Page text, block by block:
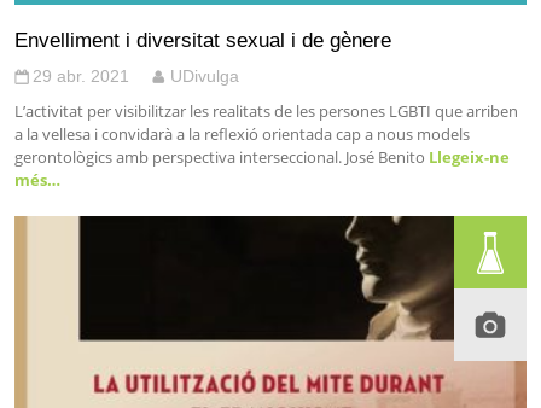
Envelliment i diversitat sexual i de gènere
29 abr. 2021 UDivulga
L’activitat per visibilitzar les realitats de les persones LGBTI que arriben
a la vellesa i convidarà a la reflexió orientada cap a nous models
gerontològics amb perspectiva interseccional. José Benito Llegeix-ne
més…